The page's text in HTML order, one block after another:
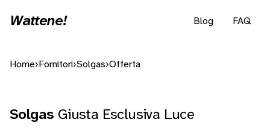
Wattene! Blog FAQ
Home› Fornitori›Solgas›Offerta
Solgas Giusta Esclusiva Luce